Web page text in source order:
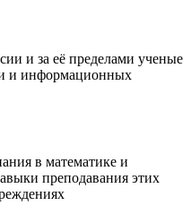
и за её пределами ученые
и информационных
в математике и
преподавания этих